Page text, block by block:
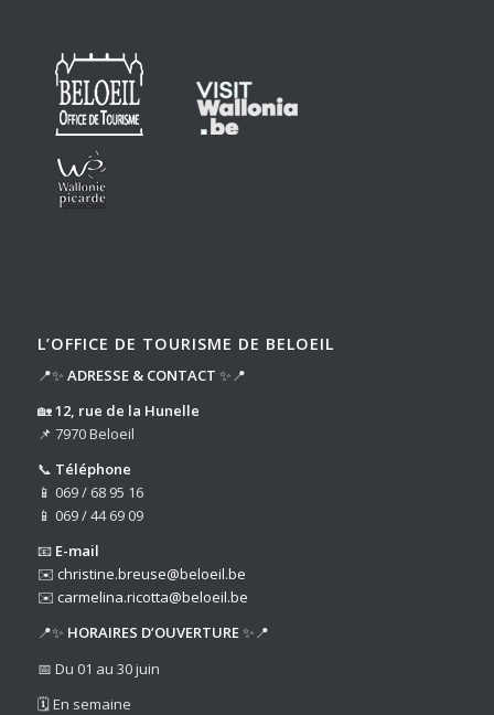
L’OFFICE DE TOURISME DE BELOEIL
📍✨ ADRESSE & CONTACT ✨📍
🏡12, rue de la Hunelle
📌 7970 Beloeil
📞 Téléphone
📱 069 / 68 95 16
📱 069 / 44 69 09
📧 E-mail
✉️ christine.breuse@beloeil.be
✉️ carmelina.ricotta@beloeil.be
📍✨ HORAIRES D’OUVERTURE✨📍
📅 Du 01 au 30 juin
🗓️ En semaine